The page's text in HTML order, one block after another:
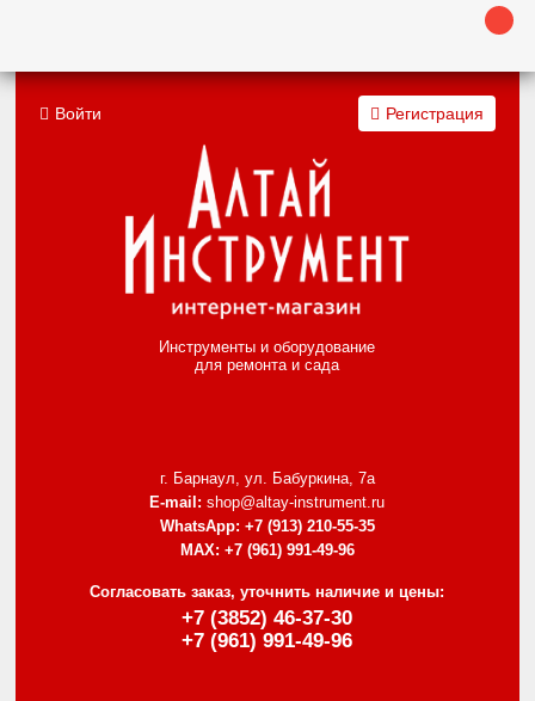
Инструменты и оборудование
для ремонта и сада
г. Барнаул, ул. Бабуркина, 7а
E-mail: shop@altay-instrument.ru
WhatsApp: +7 (913) 210-55-35
MAX: +7 (961) 991-49-96
Согласовать заказ, уточнить наличие и цены:
+7 (3852) 46-37-30
+7 (961) 991-49-96
Войти Регистрация